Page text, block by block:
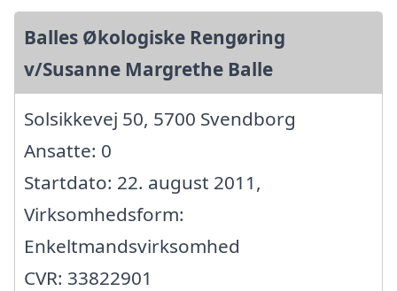
Balles Økologiske Rengøring
v/Susanne Margrethe Balle
Solsikkevej 50, 5700 Svendborg
Ansatte: 0
Startdato: 22. august 2011,
Virksomhedsform:
Enkeltmandsvirksomhed
CVR: 33822901